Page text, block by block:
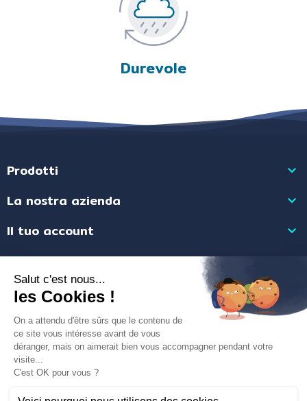
Durevole
Prodotti 
La nostra azienda 
Il tuo account 
Informazioni negozio
Mercante approvato dalla Società Recensioni Garantite,clicca qui per
visualizzare l'attestato.